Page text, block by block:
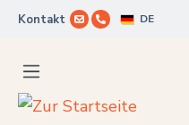
Zum Hauptinhalt springen
Kontakt DE